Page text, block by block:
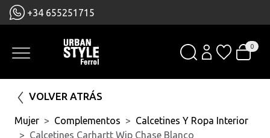
+34 655251715
0
VOLVER ATRÁS
Mujer Complementos
Calcetines Y Ropa Interior
Calcetines Carhartt Wip Chase Blanco